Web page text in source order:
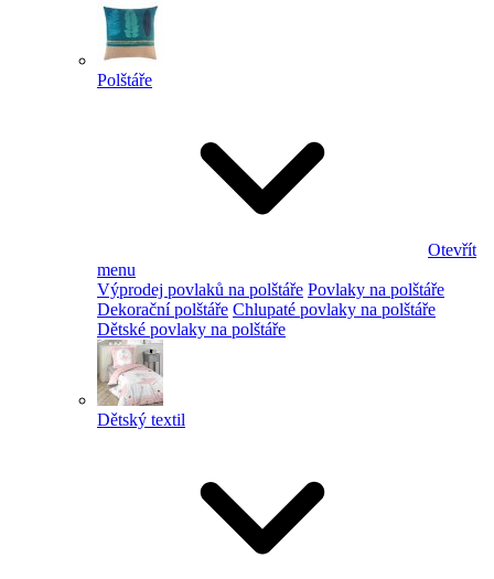
Polštáře
Otevřít
menu
Výprodej povlaků na polštáře Povlaky na polštáře
Dekorační polštáře Chlupaté povlaky na polštáře
Dětské povlaky na polštáře
Dětský textil